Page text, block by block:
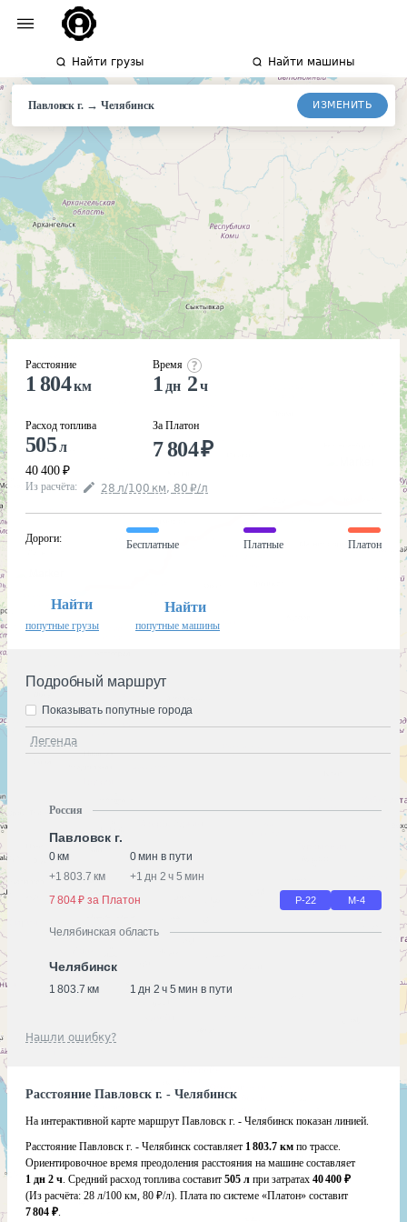
Найти грузы Найти машины
Павловск г.→ Челябинск ИЗМЕНИТЬ
Расстояние
1 804км
Расход топлива
505л
40 400 ₽
Время
1 дн 2 ч
За Платон
7 804₽
Из расчёта: 28 л/100 км, 80 ₽/л
Дороги:
Бесплатные Платные Платон
Найти
попутные грузы
Найти
попутные машины
Подробный маршрут
Легенда
Показывать попутные города
Россия
Павловск г.
0 км
0 мин в пути
+1 803.7 км +1 дн 2 ч 5 мин
7 804 ₽ за Платон
Р-22 М-4
Челябинская область
Челябинск
1 803.7 км 1 дн 2 ч 5 мин в пути
Нашли ошибку?
Расстояние Павловск г. - Челябинск
На интерактивной карте маршрут Павловск г. - Челябинск показан линией.
Расстояние Павловск г. - Челябинск составляет 1 803.7 км по трассе.
Ориентировочное время преодоления расстояния на машине составляет
1 дн 2 ч. Средний расход топлива составит 505 л при затратах 40 400 ₽
(Из расчёта: 28 л/100 км, 80 ₽/л). Плата по системе «Платон» составит
7 804 ₽.